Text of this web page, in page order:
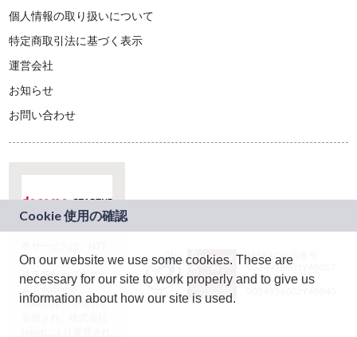
個人情報の取り扱いについて
特定商取引法に基づく表示
運営会社
お知らせ
お問い合わせ
ドコモグループの新
規事業創出プログラ
ム「docomo
STARTUP」を通じて
JASRAC許諾番号：
9024936001Y45037
JASRAC許諾番号：
On our website we use some cookies. These are
necessary for our site to work properly and to give us
information about how our site is used.